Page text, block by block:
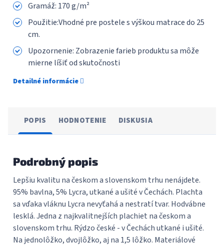
Gramáž: 170 g/m²
Použitie:Vhodné pre postele s výškou matrace do 25
cm.
Upozornenie: Zobrazenie farieb produktu sa môže
mierne líšiť od skutočnosti
Detailné informácie
POPIS HODNOTENIE DISKUSIA
Podrobný popis
Lepšiu kvalitu na českom a slovenskom trhu nenájdete.
95% bavlna, 5% Lycra, utkané a ušité v Čechách. Plachta
sa vďaka vláknu Lycra nevyťahá a nestratí tvar. Hodvábne
lesklá. Jedna z najkvalitnejších plachiet na českom a
slovenskom trhu. Rýdzo české - v Čechách utkané i ušité.
Na jednolôžko, dvojlôžko, aj na 1,5 lôžko. Materiálové